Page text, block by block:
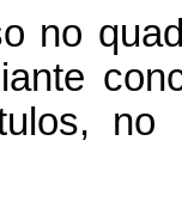
no
no